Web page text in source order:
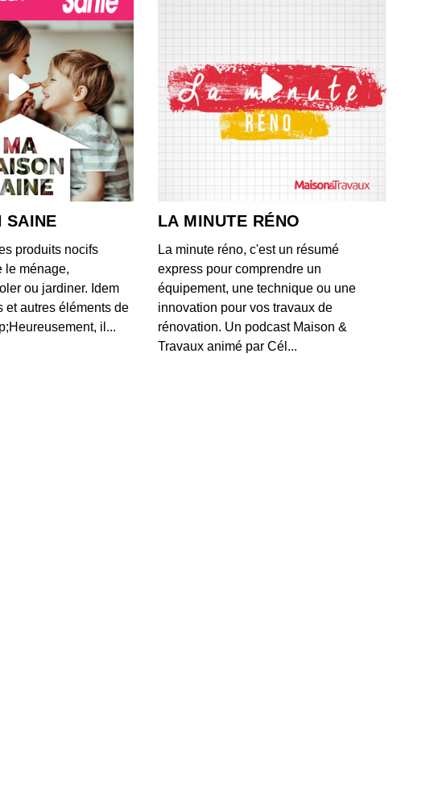
Profil - épisode 13
Niemesia
00:07:53 - IL Y A 2 ANS
Maltraitance infantile
00:06:24 - IL Y A 2 ANS
00:08:06 - IL Y A 2 ANS
SAINE
produits nocifs
le ménage,
ou jardiner. Idem
et autres éléments de
il...
LA MINUTE RÉNO
La minute réno, c'est un résumé
express pour comprendre un
équipement, une technique ou une
innovation pour vos travaux de
rénovation. Un podcast Maison &
Travaux animé par Cél...